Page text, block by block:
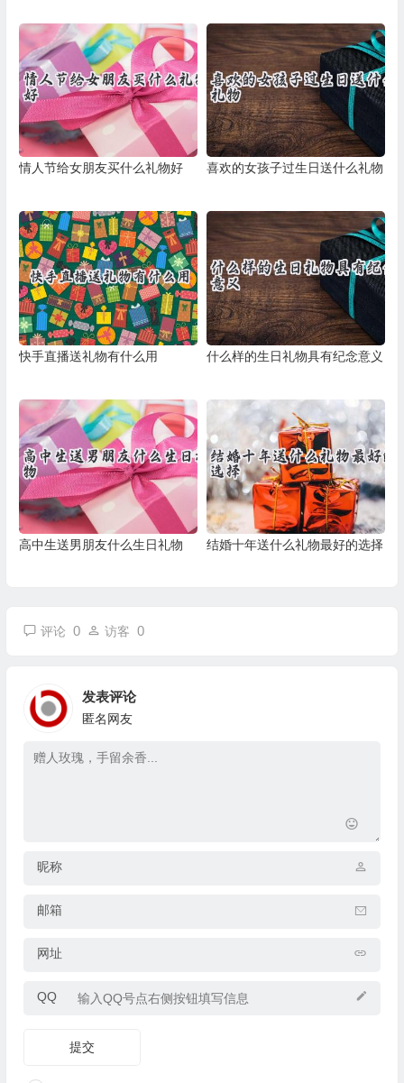
情人节给女朋友买什么礼物好 喜欢的女孩子过生日送什么礼物
快手直播送礼物有什么用 什么样的生日礼物具有纪念意义
高中生送男朋友什么生日礼物 结婚十年送什么礼物最好的选择
评论 0 访客 0
发表评论
匿名网友
昵称
邮箱
网址
QQ